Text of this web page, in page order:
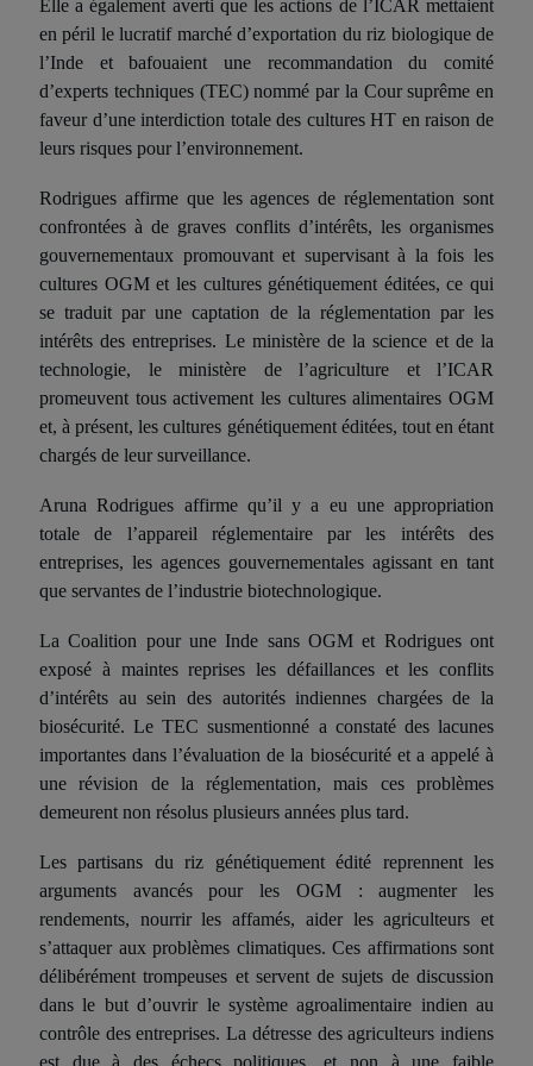
Elle a également averti que les actions de l’ICAR mettaient
en péril le lucratif marché d’exportation du riz biologique de
l’Inde et bafouaient une recommandation du comité
d’experts techniques (TEC) nommé par la Cour suprême en
faveur d’une interdiction totale des cultures HT en raison de
leurs risques pour l’environnement.
Rodrigues affirme que les agences de réglementation sont
confrontées à de graves conflits d’intérêts, les organismes
gouvernementaux promouvant et supervisant à la fois les
cultures OGMet les cultures génétiquement éditées, ce qui
se traduit par une captation de la réglementation par les
intérêts des entreprises. Le ministère de la science et de la
technologie, le ministère de l’agriculture et l’ICAR
promeuvent tous activement les cultures alimentaires OGM
et, à présent, les cultures génétiquement éditées, tout en étant
chargés de leur surveillance.
Aruna Rodrigues affirme qu’il y a eu une appropriation
totale de l’appareil réglementaire par les intérêts des
entreprises, les agences gouvernementales agissant en tant
que servantes de l’industrie biotechnologique.
La Coalition pour une Inde sans OGM et Rodrigues ont
exposé à maintes reprises les défaillances et les conflits
d’intérêts au sein des autorités indiennes chargées de la
biosécurité. LeTEC susmentionné a constaté des lacunes
importantes dans l’évaluation de la biosécurité et a appelé à
une révision de la réglementation, mais ces problèmes
demeurent non résolus plusieurs années plus tard.
Les partisans du riz génétiquementédité reprennent les
arguments avancés pour les OGM: augmenter les
rendements, nourrir les affamés, aider les agriculteurs et
s’attaquer aux problèmes climatiques. Ces affirmations sont
délibérément trompeuses et servent de sujets de discussion
dans le but d’ouvrir le système agroalimentaire indien au
contrôle des entreprises. La détresse des agriculteurs indiens
est due à des échecs politiques, et non à une faible